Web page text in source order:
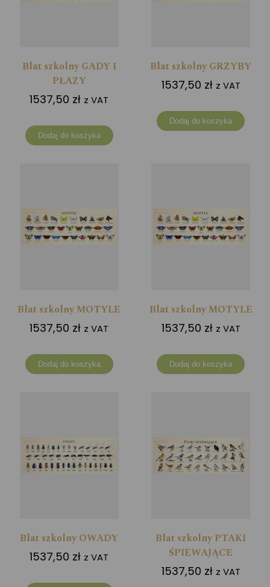
Blat szkolny GADY I
PŁAZY
1537,50 zł z VAT
Dodaj do koszyka
Blat szkolny GRZYBY
1537,50 zł z VAT
Dodaj do koszyka
Blat szkolny MOTYLE
1537,50 zł z VAT
Dodaj do koszyka
Blat szkolny MOTYLE
1537,50 zł z VAT
Dodaj do koszyka
Blat szkolny OWADY
1537,50 zł z VAT
Blat szkolny PTAKI
ŚPIEWAJĄCE
1537,50 zł z VAT